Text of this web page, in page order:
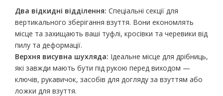
Два відкидні відділення: Спеціальні секції для
вертикального зберігання взуття. Вони економлять
місце та захищають ваші туфлі, кросівки та черевики від
пилу та деформації.
Верхня висувна шухляда: Ідеальне місце для дрібниць,
які завжди мають бути під рукою перед виходом —
ключів, рукавичок, засобів для догляду за взуттям або
ложки для взуття.